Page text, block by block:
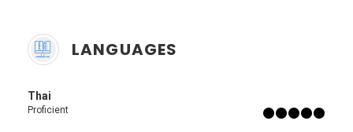
LANGUAGES
Thai
Proficient